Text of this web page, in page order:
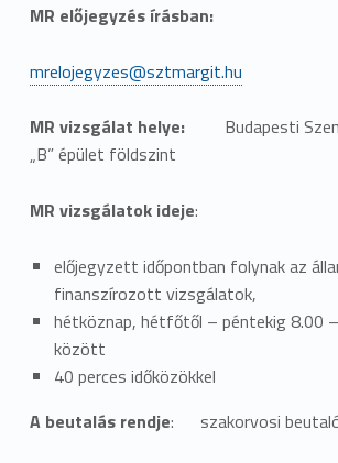
MR előjegyzés írásban:
mrelojegyzes@sztmargit.hu
MR vizsgálat helye:Budapesti Szent
„B” épület földszint
MR vizsgálatok ideje:
előjegyzett időpontban folynak az
finanszírozott vizsgálatok,
hétköznap, hétfőtől – péntekig 8.00
között
40 perces időközökkel
A beutalás rendje: szakorvosi